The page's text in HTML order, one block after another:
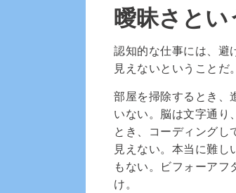
曖昧さとい
認知的な仕事には、避
見えないということだ。
部屋を掃除するとき、
いない。脳は文字通り
とき、コーディングし
見えない。本当に難
もない。ビフォーア
け。